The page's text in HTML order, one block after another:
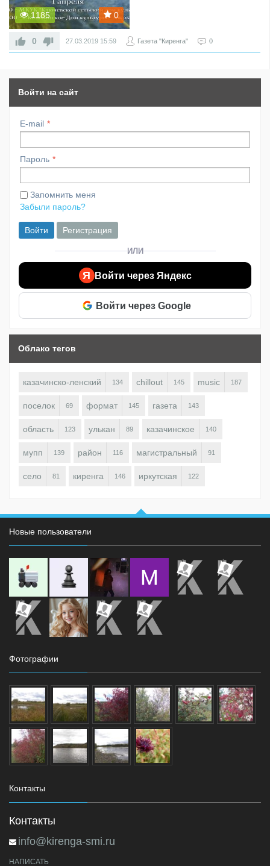
1185 0
0 27.03.2019 15:59 Газета "Киренга" 0
Войти на сайт
E-mail
Пароль
Запомнить меня
Забыли пароль?
Войти Регистрация
ИЛИ
Я Войти через Яндекс
Войти через Google
Облако тегов
казачинско-ленский 134 chillout 145 music 187
поселок 69 формат 145 газета 143
область 123 улькан 89 казачинское 140
мупп 139 район 116 магистральный 91
село 81 киренга 146 иркутская 122
Новые пользователи
Фотографии
Контакты
Контакты
info@kirenga-smi.ru
НАПИСАТЬ